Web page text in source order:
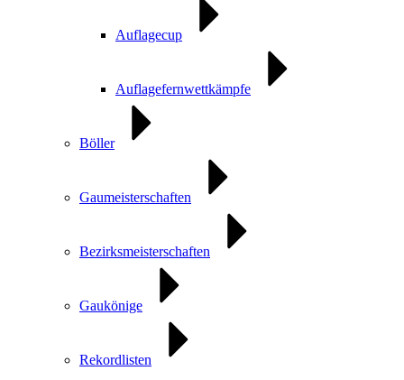
Auflagecup
Auflagefernwettkämpfe
Böller
Gaumeisterschaften
Bezirksmeisterschaften
Gaukönige
Rekordlisten